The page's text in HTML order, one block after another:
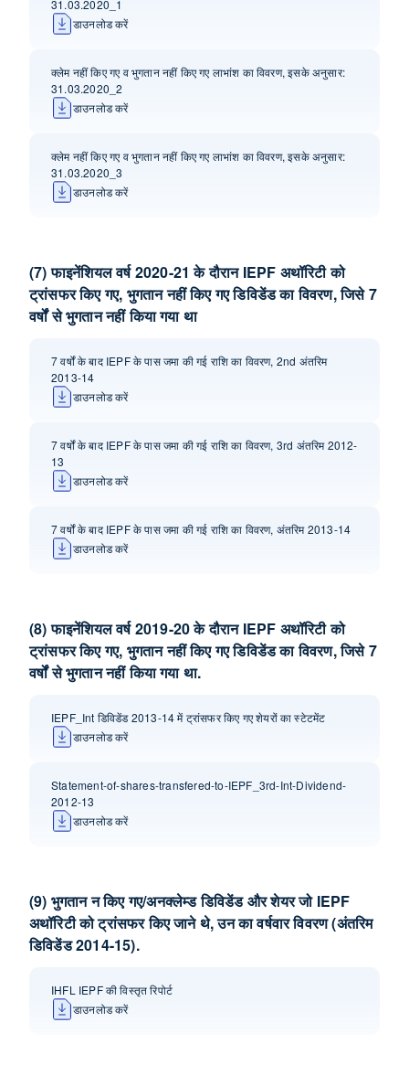
31.03.2020_1
डाउनलोड करें
क्लेम नहीं किए गए व भुगतान नहीं किए गए लाभांश का विवरण, इसके अनुसार:
31.03.2020_2
डाउनलोड करें
क्लेम नहीं किए गए व भुगतान नहीं किए गए लाभांश का विवरण, इसके अनुसार:
31.03.2020_3
डाउनलोड करें
(7) फाइनेंशियल वर्ष 2020-21 के दौरान IEPF अथॉ‍रिटी को
ट्रांसफर किए गए, भुगतान नहीं किए गए डिविडेंड का विवरण, जिसे 7
वर्षों से भुगतान नहीं किया गया था
7 वर्षों के बाद IEPF के पास जमा की गई राशि का विवरण, 2nd अंतरिम
2013-14
डाउनलोड करें
7 वर्षों के बाद IEPF के पास जमा की गई राशि का विवरण, 3rd अंतरिम 2012-
13
डाउनलोड करें
7 वर्षों के बाद IEPF के पास जमा की गई राशि का विवरण, अंतरिम 2013-14
डाउनलोड करें
(8) फाइनेंशियल वर्ष 2019-20 के दौरान IEPF अथॉ‍रिटी को
ट्रांसफर किए गए, भुगतान नहीं किए गए डिविडेंड का विवरण, जिसे 7
वर्षों से भुगतान नहीं किया गया था.
IEPF_Int डिविडेंड 2013-14 में ट्रांसफर किए गए शेयरों का स्टेटमेंट
डाउनलोड करें
Statement-of-shares-transfered-to-IEPF_3rd-Int-Dividend-
2012-13
डाउनलोड करें
(9) भुगतान न किए गए/अनक्लेम्‍ड डि‍विडेंड और शेयर जो IEPF
अथॉ‍रिटी को ट्रांसफर किए जाने थे, उन का वर्षवार विवरण (अंतरिम
डि‍विडेंड 2014-15).
IHFL IEPF की विस्तृत रिपोर्ट
डाउनलोड करें